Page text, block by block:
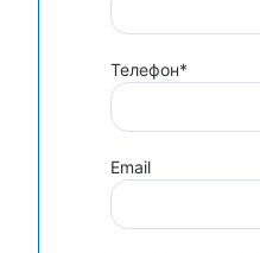
Телефон*
Email